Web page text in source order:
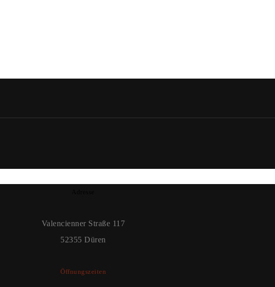
Valencienner Straße 117
52355 Düren
Öffnungszeiten